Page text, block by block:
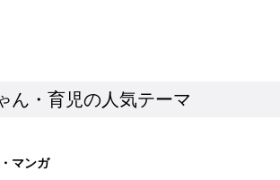
ん・育児の人気テーマ
マンガ